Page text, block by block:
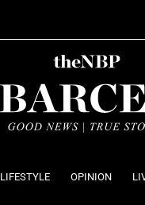
LIFESTYLE OPINION